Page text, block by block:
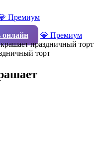
Премиум
онлайн
💎 Премиум
праздничный торт